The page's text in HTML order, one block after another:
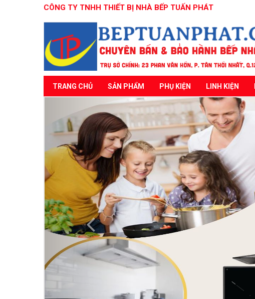
CÔNG TY TNHH THIẾT BỊ NHÀ BẾP TUẤN PHÁT
TRANG CHỦ SẢN PHẨM PHỤ KIỆN LINH KIỆN
Previous